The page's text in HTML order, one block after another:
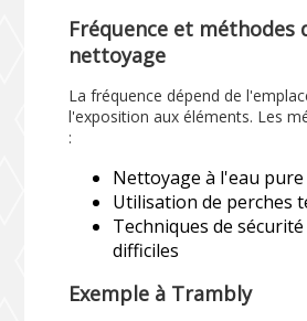
Fréquence et méthodes
nettoyage
La fréquence dépend de
l'exposition aux éléments. Les
:
Nettoyage à l'eau pure
Utilisation de perches
Techniques de
difficiles
Exemple à Trambly